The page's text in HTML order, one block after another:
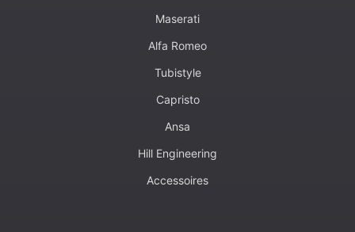
Maserati
Alfa Romeo
Tubistyle
Capristo
Ansa
Hill Engineering
Accessoires